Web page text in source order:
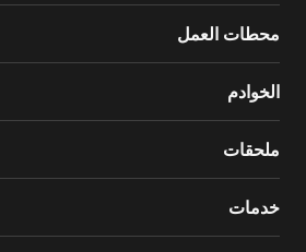
محطات العمل
الخوادم
ملحقات
خدمات